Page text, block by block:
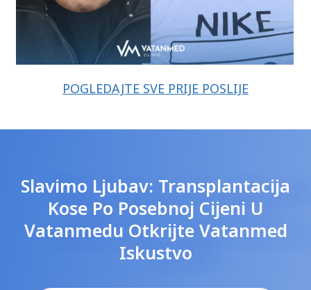
POGLEDAJTE SVE PRIJE POSLIJE
Slavimo Ljubav: Transplantacija
Kose Po Posebnoj Cijeni U
Vatanmedu Otkrijte Vatanmed
Iskustvo